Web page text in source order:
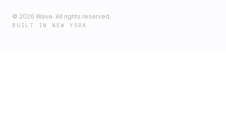
© 2026 Wave. All rights reserved.
BUILT IN NEW YORK